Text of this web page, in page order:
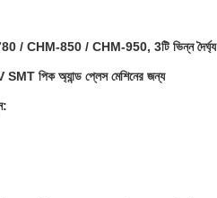
/ CHM-850 / CHM-950, 3টি ভিন্ন দৈর্ঘ্য
SMT পিক অ্যান্ড প্লেস মেশিনের জন্য